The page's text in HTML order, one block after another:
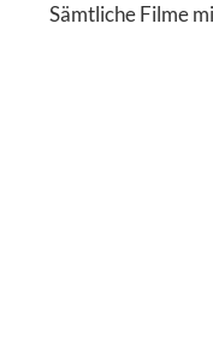
Sämtliche Filme